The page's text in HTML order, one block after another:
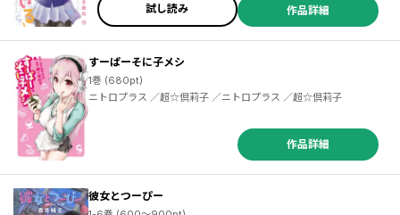
試し読み 作品詳細
すーぱーそに子メシ
1巻 (680pt)
ニトロプラス ／超☆倶莉子 ／ニトロプラス ／超☆倶莉子
作品詳細
彼女とつーぴー